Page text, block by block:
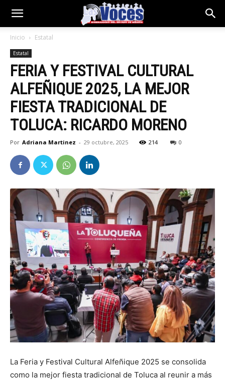
Inicio Estatal
Estatal
FERIA Y FESTIVAL CULTURAL
ALFEÑIQUE 2025, LA MEJOR
FIESTA TRADICIONAL DE
TOLUCA: RICARDO MORENO
Por Adriana Martinez - 29 octubre, 2025 214 0
La Feria y Festival Cultural Alfeñique 2025 se consolida
como la mejor fiesta tradicional de Toluca al reunir a más